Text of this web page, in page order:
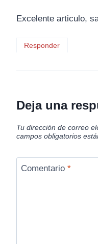
Excelente articulo,
Responder
Deja una
Tu dirección de correo
campos obligatorios
Comentario *